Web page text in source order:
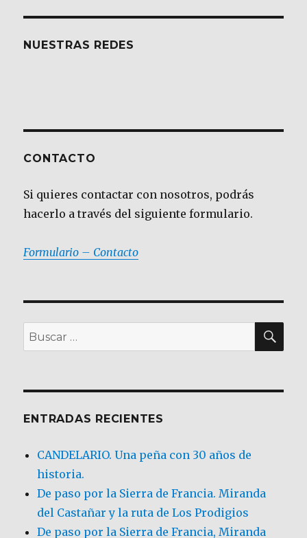
NUESTRAS REDES
CONTACTO
Si quieres contactar con nosotros, podrás
hacerlo a través del siguiente formulario.
Formulario – Contacto
Buscar
por:
ENTRADAS RECIENTES
CANDELARIO. Una peña con 30 años de
historia.
De paso por la Sierra de Francia. Miranda
del Castañar y la ruta de Los Prodigios
De paso por la Sierra de Francia, Miranda